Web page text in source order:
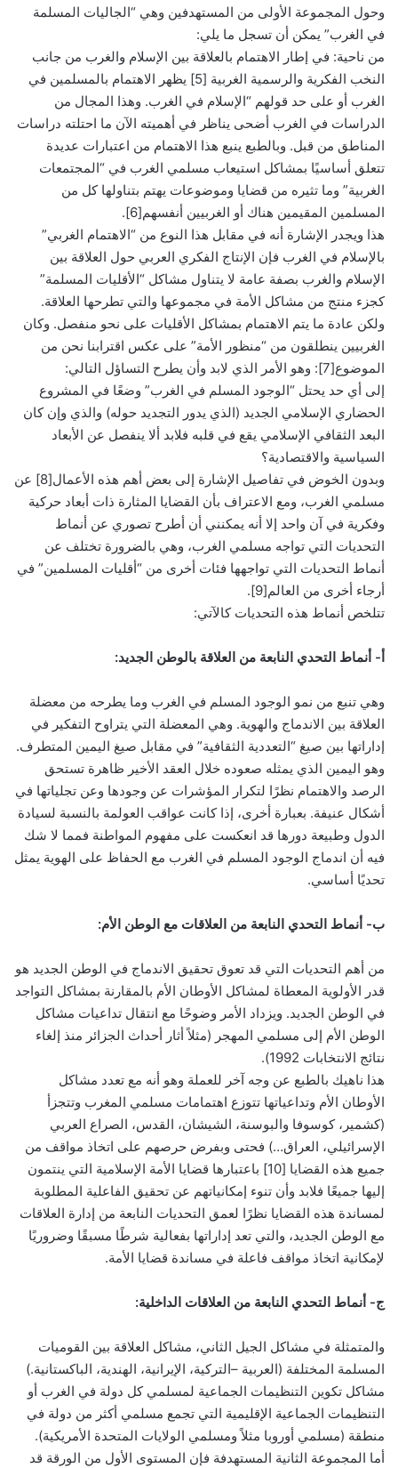
وحول المجموعة الأولى من المستهدفين وهي “الجاليات المسلمة
في الغرب” يمكن أن تسجل ما يلي:
من ناحية: في إطار الاهتمام بالعلاقة بين الإسلام والغرب من جانب
النخب الفكرية والرسمية الغربية [5] يظهر الاهتمام بالمسلمين في
الغرب أو على حد قولهم “الإسلام في الغرب. وهذا المجال من
الدراسات في الغرب أضحى يناظر في أهميته الآن ما احتلته دراسات
المناطق من قبل. وبالطبع ينبع هذا الاهتمام من اعتبارات عديدة
تتعلق أساسيًا بمشاكل استيعاب مسلمي الغرب في “المجتمعات
الغربية” وما تثيره من قضايا وموضوعات يهتم بتناولها كل من
المسلمين المقيمين هناك أو الغربيين أنفسهم[6].
هذا ويجدر الإشارة أنه في مقابل هذا النوع من “الاهتمام الغربي”
بالإسلام في الغرب فإن الإنتاج الفكري العربي حول العلاقة بين
الإسلام والغرب بصفة عامة لا يتناول مشاكل “الأقليات المسلمة”
كجزء منتج من مشاكل الأمة في مجموعها والتي تطرحها العلاقة.
ولكن عادة ما يتم الاهتمام بمشاكل الأقليات على نحو منفصل. وكان
الغربيين ينطلقون من “منظور الأمة” على عكس اقترابنا نحن من
الموضوع[7]: وهو الأمر الذي لابد وأن يطرح التساؤل التالي:
إلى أي حد يحتل “الوجود المسلم في الغرب” وضعًا في المشروع
الحضاري الإسلامي الجديد (الذي يدور التجديد حوله) والذي وإن كان
البعد الثقافي الإسلامي يقع في قلبه فلابد ألا ينفصل عن الأبعاد
السياسية والاقتصادية؟
وبدون الخوض في تفاصيل الإشارة إلى بعض أهم هذه الأعمال[8] عن
مسلمي الغرب، ومع الاعتراف بأن القضايا المثارة ذات أبعاد حركية
وفكرية في آن واحد إلا أنه يمكنني أن أطرح تصوري عن أنماط
التحديات التي تواجه مسلمي الغرب، وهي بالضرورة تختلف عن
أنماط التحديات التي تواجهها فئات أخرى من “أقليات المسلمين” في
أرجاء أخرى من العالم[9].
تتلخص أنماط هذه التحديات كالآتي:
أ- أنماط التحدي النابعة من العلاقة بالوطن الجديد:
وهي تنبع من نمو الوجود المسلم في الغرب وما يطرحه من معضلة
العلاقة بين الاندماج والهوية. وهي المعضلة التي يتراوح التفكير في
إداراتها بين صيغ “التعددية الثقافية” في مقابل صيغ اليمين المتطرف.
وهو اليمين الذي يمثله صعوده خلال العقد الأخير ظاهرة تستحق
الرصد والاهتمام نظرًا لتكرار المؤشرات عن وجودها وعن تجلياتها في
أشكال عنيفة. بعبارة أخرى، إذا كانت عواقب العولمة بالنسبة لسيادة
الدول وطبيعة دورها قد انعكست على مفهوم المواطنة فمما لا شك
فيه أن اندماج الوجود المسلم في الغرب مع الحفاظ على الهوية يمثل
تحديًا أساسي.
ب- أنماط التحدي النابعة من العلاقات مع الوطن الأم:
من أهم التحديات التي قد تعوق تحقيق الاندماج في الوطن الجديد هو
قدر الأولوية المعطاة لمشاكل الأوطان الأم بالمقارنة بمشاكل التواجد
في الوطن الجديد. ويزداد الأمر وضوحًا مع انتقال تداعيات مشاكل
الوطن الأم إلى مسلمي المهجر (مثلاً أثار أحداث الجزائر منذ إلغاء
نتائج الانتخابات 1992).
هذا ناهيك بالطبع عن وجه آخر للعملة وهو أنه مع تعدد مشاكل
الأوطان الأم وتداعياتها تتوزع اهتمامات مسلمي المغرب وتتجزأ
(كشمير، كوسوفا والبوسنة، الشيشان، القدس، الصراع العربي
الإسرائيلي، العراق…) فحتى وبفرض حرصهم على اتخاذ مواقف من
جميع هذه القضايا [10] باعتبارها قضايا الأمة الإسلامية التي ينتمون
إليها جميعًا فلابد وأن تنوء إمكانياتهم عن تحقيق الفاعلية المطلوبة
لمساندة هذه القضايا نظرًا لعمق التحديات النابعة من إدارة العلاقات
مع الوطن الجديد، والتي تعد إداراتها بفعالية شرطًا مسبقًا وضروريًا
لإمكانية اتخاذ مواقف فاعلة في مساندة قضايا الأمة.
ج- أنماط التحدي النابعة من العلاقات الداخلية:
والمتمثلة في مشاكل الجيل الثاني، مشاكل العلاقة بين القوميات
المسلمة المختلفة (العربية –التركية، الإيرانية، الهندية، الباكستانية.)
مشاكل تكوين التنظيمات الجماعية لمسلمي كل دولة في الغرب أو
التنظيمات الجماعية الإقليمية التي تجمع مسلمي أكثر من دولة في
منطقة (مسلمي أوروبا مثلاً ومسلمي الولايات المتحدة الأمريكية).
أما المجموعة الثانية المستهدفة فإن المستوى الأول من الورقة قد